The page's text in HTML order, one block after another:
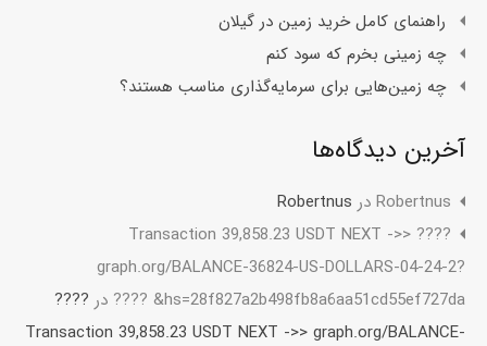
راهنمای کامل خرید زمین در گیلان
چه زمینی بخرم که سود کنم
چه زمین‌هایی برای سرمایه‌گذاری مناسب هستند؟
آخرین دیدگاه‌ها
Robertnus در Robertnus
???? Transaction 39,858.23 USDT NEXT ->>
graph.org/BALANCE-36824-US-DOLLARS-04-24-2?
hs=28f827a2b498fb8a6aa51cd55ef727da& ????
در ????
Transaction 39,858.23 USDT NEXT ->> graph.org/BALANCE-